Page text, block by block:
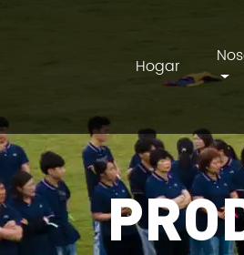
AIM
Hogar